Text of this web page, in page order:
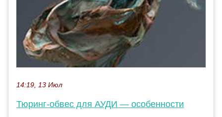
14:19, 13 Июл
Тюринг-обвес для АУДИ — особенности